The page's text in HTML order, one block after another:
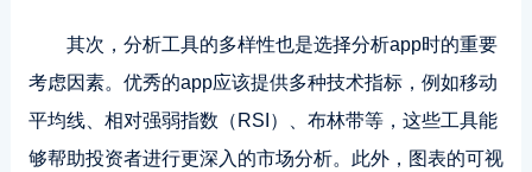
其次，分析工具的多样性也是选择分析app时的重要
考虑因素。优秀的app应该提供多种技术指标，例如移动
平均线、相对强弱指数（RSI）、布林带等，这些工具能
够帮助投资者进行更深入的市场分析。此外，图表的可视